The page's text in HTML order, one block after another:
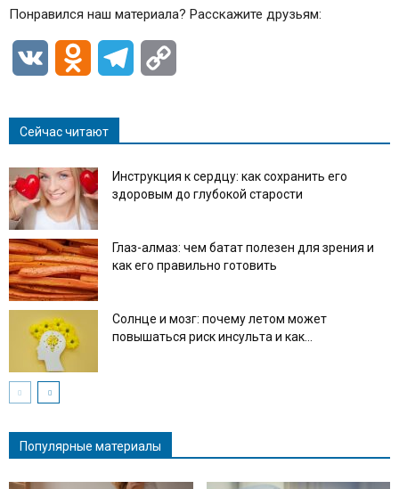
Понравился наш материала? Расскажите друзьям:
VK Odnoklassniki
Telegram
Сейчас читают
Инструкция к сердцу: как сохранить его
здоровым до глубокой старости
Глаз-алмаз: чем батат полезен для зрения и
как его правильно готовить
Солнце и мозг: почему летом может
повышаться риск инсульта и как...
Популярные материалы